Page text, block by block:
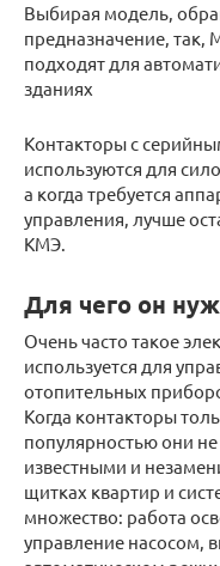
Выбирая модель,
предназначение,
подходят для
зданиях
Контакторы с
используются для
а когда требуется
управления, лучше
КМЭ.
Для чего он
Очень часто такое
используется для
отопительных
Когда контакторы
популярностью они
известными и
щитках квартир и
множество: работа
управление насосом,